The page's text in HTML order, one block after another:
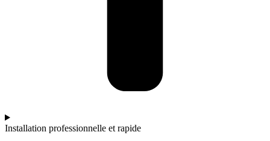
Installation professionnelle et rapide